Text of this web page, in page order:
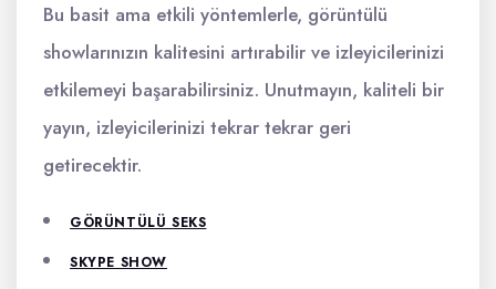
Bu basit ama etkili yöntemlerle, görüntülü
showlarınızın kalitesini artırabilir ve izleyicilerinizi
etkilemeyi başarabilirsiniz. Unutmayın, kaliteli bir
yayın, izleyicilerinizi tekrar tekrar geri
getirecektir.
GÖRÜNTÜLÜ SEKS
SKYPE SHOW